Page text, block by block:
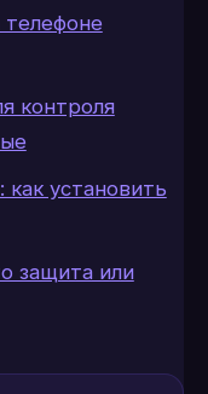
телефоне
контроля
установить
защита или